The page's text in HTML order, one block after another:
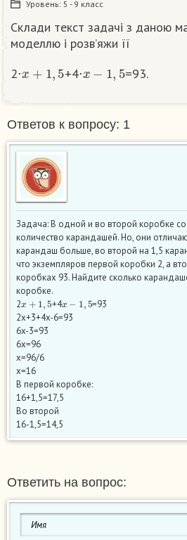
Уровень: 5 - 9 класс
Склади текст задачі з даною
моделлю і розв’яжи її
2⋅
5 +4⋅ 5 =93.
Ответов к вопросу: 1
Задача: В одной и во второй коробке
количество карандашей. Но, они
карандаш больше, во второй на 1,5
что экземпляров первой коробки 2, а
коробках 93. Найдите сколько
коробке.
2 + 5 +4 5
=93
2x+3+4x-6=93
6x-3=93
6x=96
x=96/6
x=16
В первой коробке:
16+1,5=17,5
Во второй
16-1,5=14,5
Ответить на вопрос: